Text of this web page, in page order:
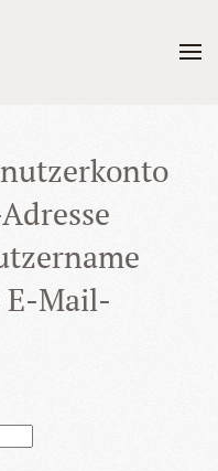
E-Mail-